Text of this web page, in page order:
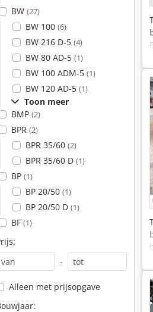
BW (27)
BW 100 (6)
BW 216 D-5 (4)
BW 80 AD-5 (1)
BW 100 ADM-5 (1)
BW 120 AD-5 (1)
Toon meer
BMP (2)
BPR (2)
BPR 35/60 (2)
BPR 35/60 D (1)
BP (1)
BP 20/50 (1)
BP 20/50 D (1)
BF (1)
-
Alleen met prijsopgave